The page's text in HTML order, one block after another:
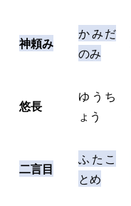
神頼み
かみだ
のみ
悠長
ゆうち
ょう
二言目
ふたこ
とめ